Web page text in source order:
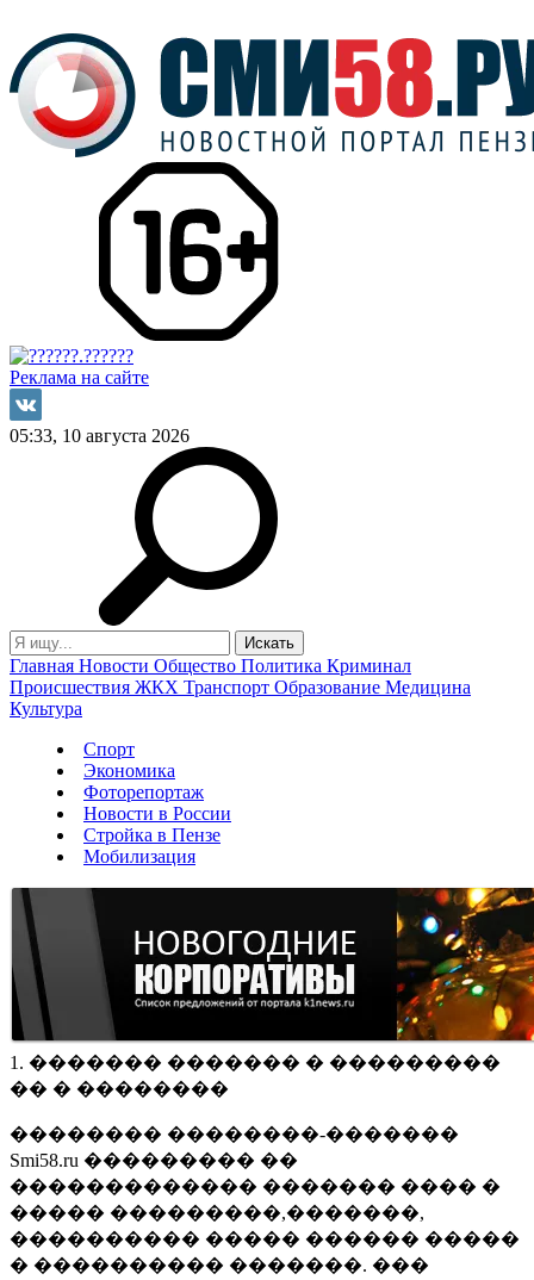
Реклама на сайте
05:33, 10 августа 2026
Главная Новости Общество Политика Криминал
Происшествия ЖКХ Транспорт Образование Медицина
Культура
Спорт
Экономика
Фоторепортаж
Новости в России
Стройка в Пензе
Мобилизация
1. ������� ������� � ���������
�� � ��������
�������� ��������-�������
Smi58.ru ��������� ��
������������� ������� ���� �
����� ���������,�������,
���������� ����� ������ �����
� ���������� �������. ���